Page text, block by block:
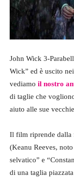
John Wick 3-
Wick” ed è uscito
vediamo il nostro
di taglie che
aiuto alle sue
Il film riprende dalla
(Keanu Reeves,
selvatico” e
di una taglia